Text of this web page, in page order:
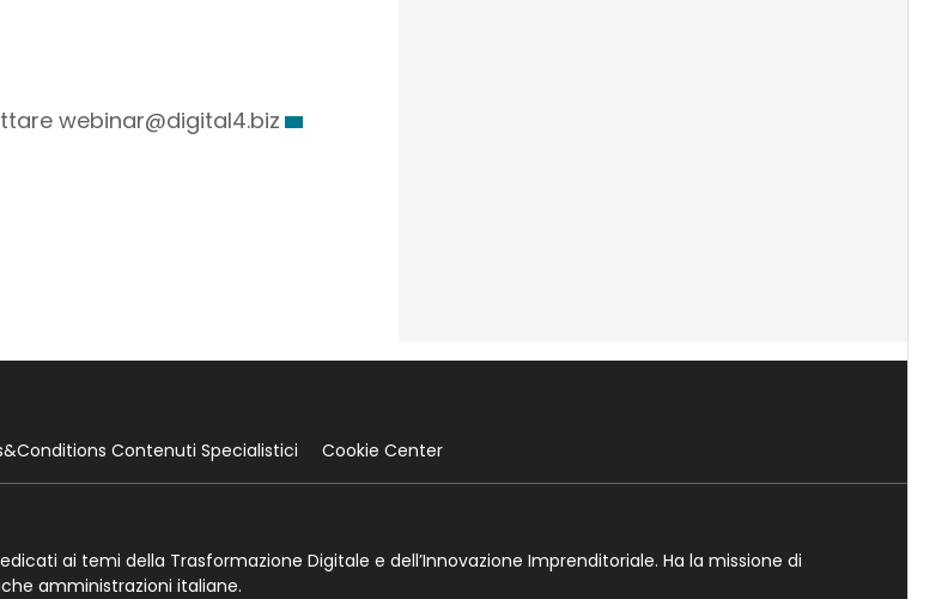
webinar@digital4.biz
Contenuti Specialistici Cookie Center
ai temi della Trasformazione Digitale e dell’Innovazione Imprenditoriale. Ha la missione di
amministrazioni italiane.